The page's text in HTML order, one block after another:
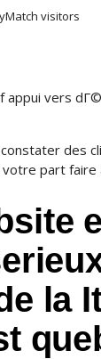
visitors
appui vers
des
part faire
la